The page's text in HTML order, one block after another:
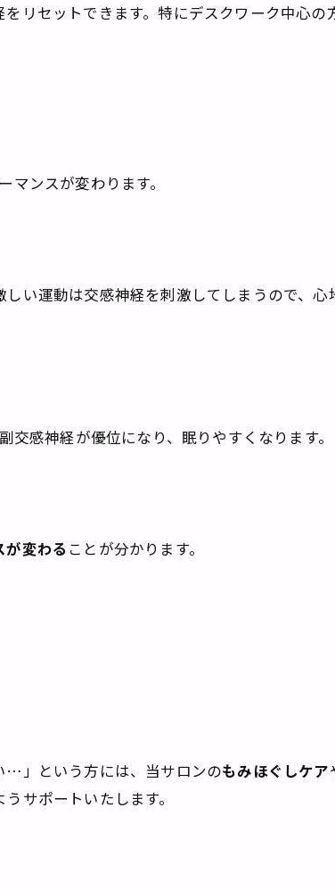
リセットできます。特にデスクワーク中心
ンスが変わります。
い運動は交感神経を刺激してしまうので、心
感神経が優位になり、眠りやすくなります。
変わる ことが分かります。
…」という方には、当サロンのもみほぐしケア
サポートいたします。